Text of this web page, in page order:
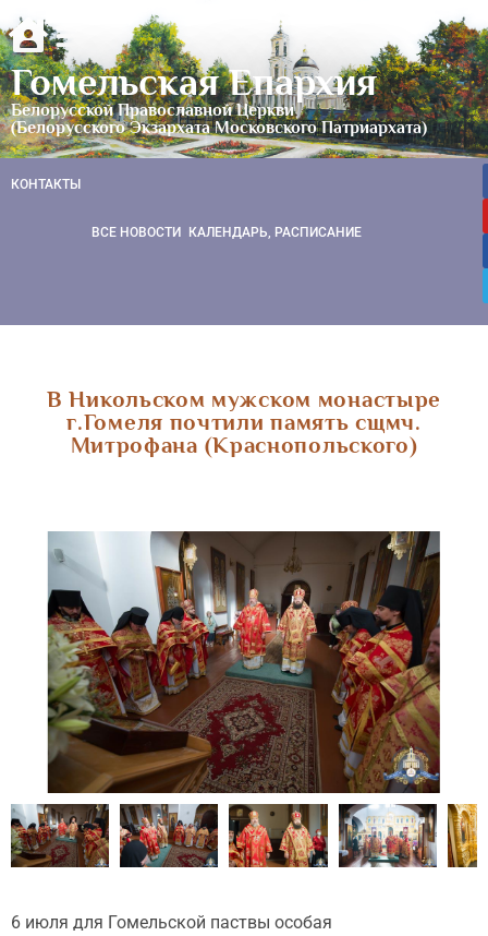
Гомельская Епархия
Белорусской Православной Церкви
(Белорусского Экзархата Московского Патриархата)
КОНТАКТЫ
ВСЕ НОВОСТИ КАЛЕНДАРЬ, РАСПИСАНИЕ
В Никольском мужском монастыре
г.Гомеля почтили память сщмч.
Митрофана (Краснопольского)
6 июля для Гомельской паствы особая